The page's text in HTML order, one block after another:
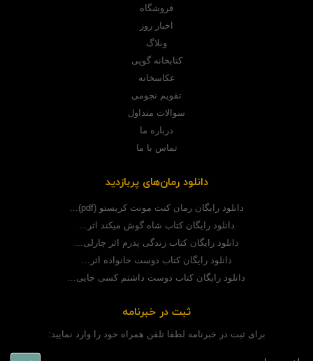
فروشگاه
اخبار روز
وبلاگ
کتابخانه گوپی
عکاسخانه
تقویم نجومی
سوالات متداول
درباره ما
تماس با ما
دانلود رمان‌های پربازدید
دانلود رایگان رمان کنت مونت کریستو (pdf)...
دانلود رایگان کتاب شاه گوش میکند اثر...
دانلود رایگان کتاب زندگی پدرم اثر چارلی...
دانلود رایگان کتاب دوست خانواده اثر...
دانلود رایگان کتاب دوست داشتم کسی جایی...
ثبت در خبرنامه
برای ثبت در خبرنامه لطفا تلفن همراه خود را وارد نمایید: